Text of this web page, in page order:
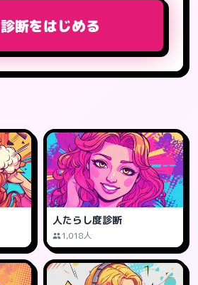
診断をはじめる
人たらし度診断
1,018人